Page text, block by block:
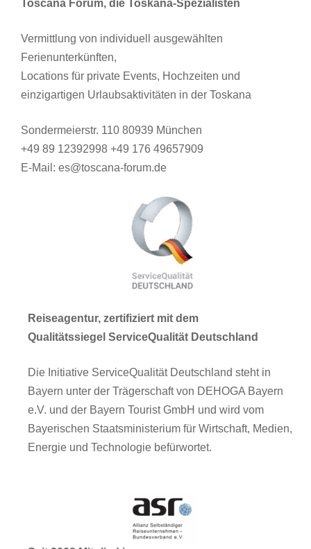
Toscana Forum, die Toskana-Spezialisten
Vermittlung von individuell ausgewählten
Ferienunterkünften,
Locations für private Events, Hochzeiten und
einzigartigen Urlaubsaktivitäten in der Toskana
Sondermeierstr. 110 80939 München
+49 89 12392998 +49 176 49657909
E-Mail: es@toscana-forum.de
Reiseagentur, zertifiziert mit dem
Qualitätssiegel ServiceQualität Deutschland
Die Initiative ServiceQualität Deutschland steht in
Bayern unter der Trägerschaft von DEHOGA Bayern
e.V. und der Bayern Tourist GmbH und wird vom
Bayerischen Staatsministerium für Wirtschaft, Medien,
Energie und Technologie befürwortet.